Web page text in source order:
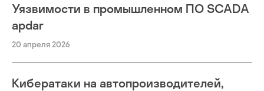
Уязвимости в промышленном ПО SCADA
apdar
20 апреля 2026
Кибератаки на автопроизводителей,